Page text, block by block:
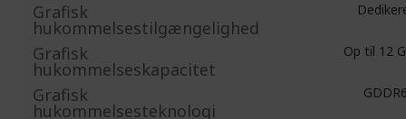
Grafisk
hukommelsestilgængelighed
Grafisk
hukommelseskapacitet
Op til 12
Grafisk
hukommelsesteknologi